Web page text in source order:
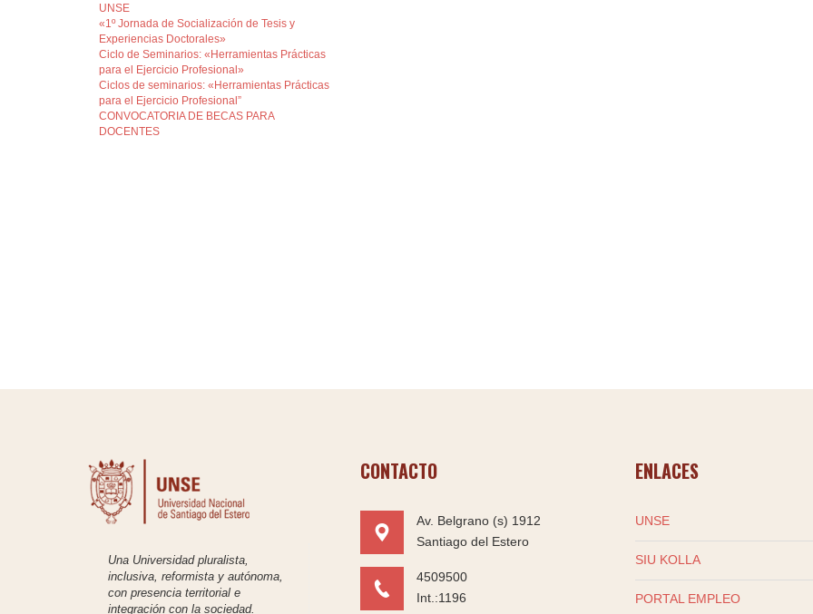
UNSE
«1º Jornada de Socialización de Tesis y
Experiencias Doctorales»
Ciclo de Seminarios: «Herramientas Prácticas
para el Ejercicio Profesional»
Ciclos de seminarios: «Herramientas Prácticas
para el Ejercicio Profesional”
CONVOCATORIA DE BECAS PARA
DOCENTES
Una Universidad pluralista,
inclusiva, reformista y autónoma,
con presencia territorial e
integración con la sociedad.
CONTACTO
Av. Belgrano (s) 1912
Santiago del Estero
4509500
Int.:1196
ENLACES
UNSE
SIU KOLLA
PORTAL EMPLEO